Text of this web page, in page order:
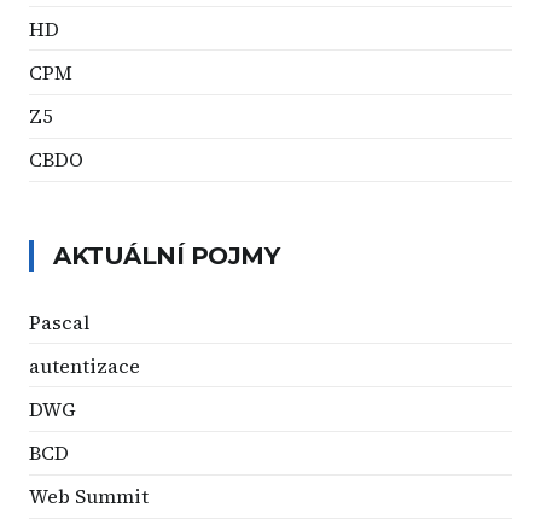
HD
CPM
Z5
CBDO
AKTUÁLNÍ POJMY
Pascal
autentizace
DWG
BCD
Web Summit